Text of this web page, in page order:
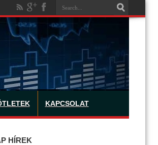
KAPCSOLAT
HÍREK